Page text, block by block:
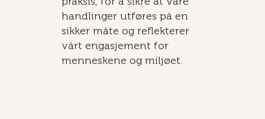
handlinger utføres på en
sikker måte og reflekterer
vårt engasjement for
menneskene og miljøet.